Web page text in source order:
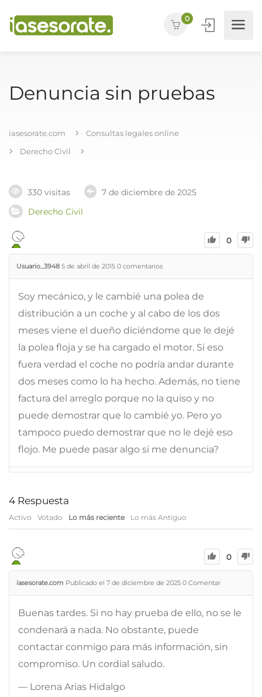
0
Denuncia sin pruebas
iasesorate.com
Consultas legales online
Derecho Civil
330 visitas
7 de diciembre de 2025
Derecho Civil
0
Usuario_3948 5 de abril de 2015 0 comentarios
Soy mecánico, y le cambié una polea de
distribución a un coche y al cabo de los dos
meses viene el dueño diciéndome que le dejé
la polea floja y se ha cargado el motor. Si eso
fuera verdad el coche no podría andar durante
dos meses como lo ha hecho. Además, no tiene
factura del arreglo porque no la quiso y no
puede demostrar que lo cambié yo. Pero yo
tampoco puedo demostrar que no le dejé eso
flojo. Me puede pasar algo si me denuncia?
4 Respuesta
Activo Votado Lo más reciente Lo más Antiguo
0
iasesorate.com Publicado el 7 de diciembre de 2025 0 Comentar
Buenas tardes. Si no hay prueba de ello, no se le
condenará a nada. No obstante, puede
contactar conmigo para más información, sin
compromiso. Un cordial saludo.
— Lorena Arias Hidalgo